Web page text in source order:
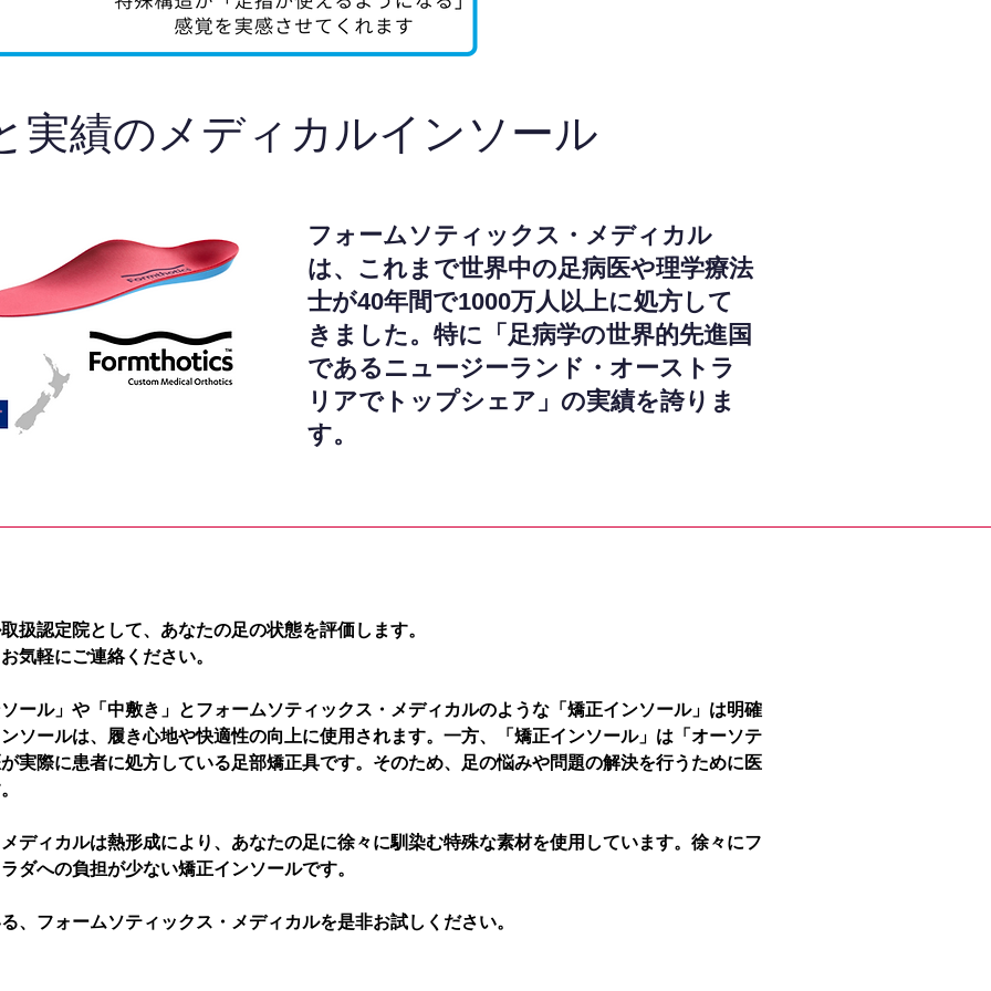
実績のメディカルインソール
フォームソティックス・メディカル
は、これまで世界中の足病医や理学療法
士が40年間で1000万人以上に処方して
きました。特に「足病学の世界的先進国
であるニュージーランド・オーストラ
リアでトップシェア」の実績を誇りま
す。
扱認定院として、あなたの足の状態を評価します。
気軽にご連絡ください。
ール」や「中敷き」とフォームソティックス・メディカルのような「矯正インソール」は明確
ソールは、履き心地や快適性の向上に使用されます。一方、「矯正インソール」は「オーソテ
実際に患者に処方している足部矯正具です。そのため、足の悩みや問題の解決を行うために医
ディカルは熱形成により、あなたの足に徐々に馴染む特殊な素材を使用しています。徐々にフ
ダへの負担が少ない矯正インソールです。
、フォームソティックス・メディカルを是非お試しください。